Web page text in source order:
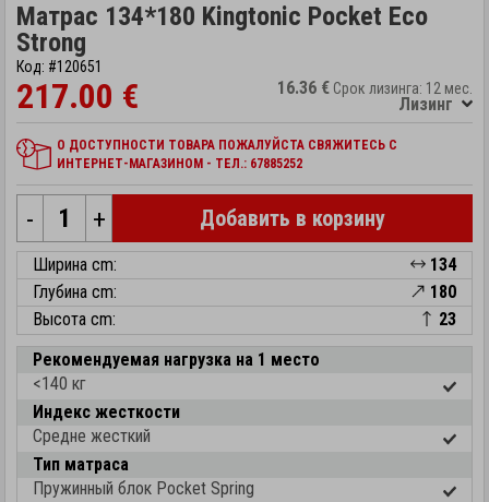
Матрас 134*180 Kingtonic Pocket Eco
Strong
Код: #120651
217.00 € 16.36 € Срок лизинга: 12 мес.
Лизинг
О ДОСТУПНОСТИ ТОВАРА ПОЖАЛУЙСТА СВЯЖИТЕСЬ С
ИНТЕРНЕТ-МАГАЗИНОМ - ТЕЛ.: 67885252
- + Добавить в корзину
Ширина cm:
134
Глубина cm:
180
Высота cm:
23
Рекомендуемая нагрузка на 1 место
<140 кг
Индекс жесткости
Средне жесткий
Тип матраса
Пружинный блок Pocket Spring